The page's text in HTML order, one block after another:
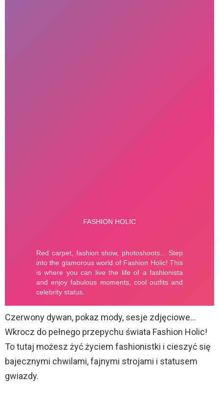
Czerwony dywan, pokaz mody, sesje zdjęciowe…
Wkrocz do pełnego przepychu świata Fashion Holic!
To tutaj możesz żyć życiem fashionistki i cieszyć się
bajecznymi chwilami, fajnymi strojami i statusem
gwiazdy.